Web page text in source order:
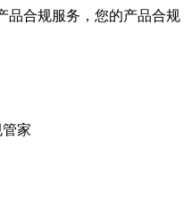
品合规服务，您的产品合规
家